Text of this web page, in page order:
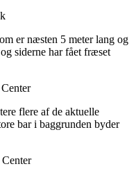
er næsten 5 meter lang og
siderne har fået fræset
flere af de aktuelle
bar i baggrunden byder